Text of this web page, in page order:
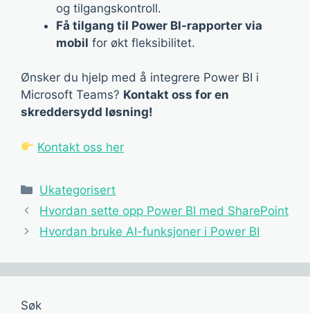
og tilgangskontroll.
Få tilgang til Power BI-rapporter via
mobil for økt fleksibilitet.
Ønsker du hjelp med å integrere Power BI i
Microsoft Teams? Kontakt oss for en
skreddersydd løsning!
Kontakt oss her
Kategorier
Ukategorisert
Hvordan sette opp Power BI med SharePoint
Hvordan bruke AI-funksjoner i Power BI
Søk